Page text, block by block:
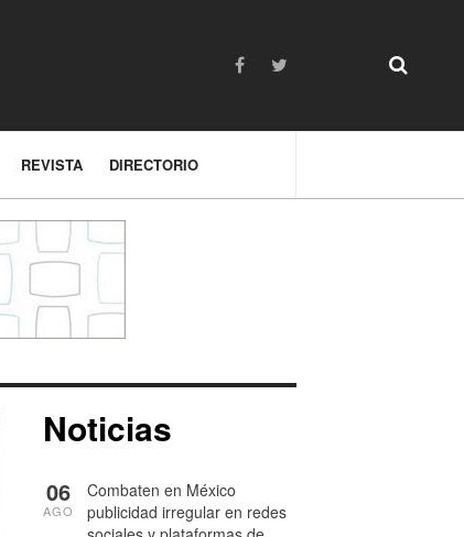
REVISTA DIRECTORIO
Noticias
Combaten en México
publicidad irregular en redes
06
AGO